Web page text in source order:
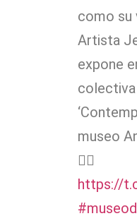
como su
Artista
expone
colectiva
museo
👉🏽
https://